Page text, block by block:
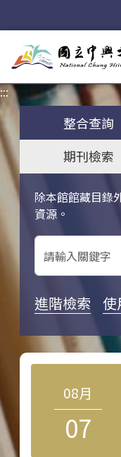
:::
整合查詢
期刊檢索
除本館館藏目錄
資源。
關鍵字搜尋
進階檢索 使
08月
07